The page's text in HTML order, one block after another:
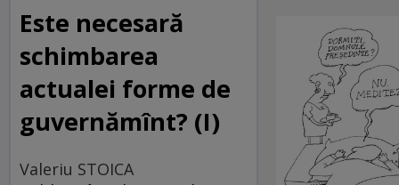
Este necesară
schimbarea
actualei forme de
guvernămînt? (I)
Valeriu STOICA